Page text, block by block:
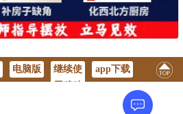
电脑版
继续使
app下载